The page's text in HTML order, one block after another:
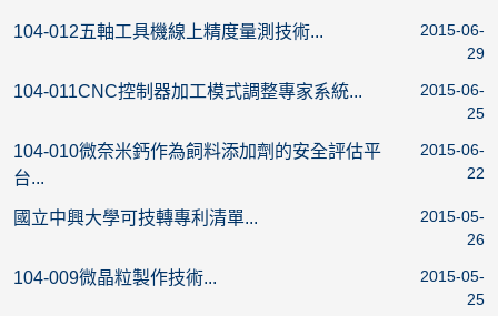
104-012五軸工具機線上精度量測技術...
2015-06-
29
104-011CNC控制器加工模式調整專家系統...
2015-06-
25
104-010微奈米鈣作為飼料添加劑的安全評估平
台...
2015-06-
22
國立中興大學可技轉專利清單...
2015-05-
26
104-009微晶粒製作技術...
2015-05-
25